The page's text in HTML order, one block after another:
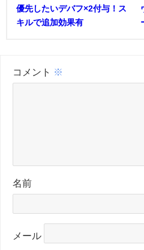
優先したいデバフ×2付与！ス
キルで追加効果有
コメント ※
名前
メール